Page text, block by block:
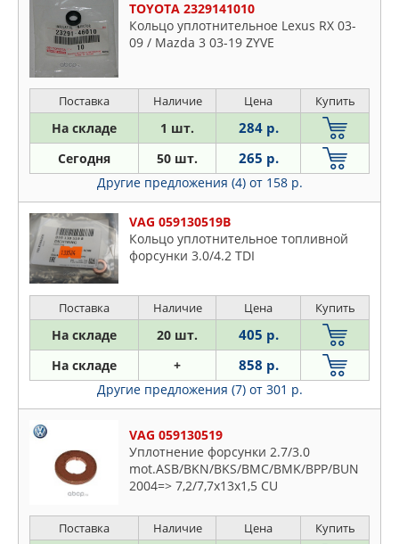
TOYOTA 2329141010
Кольцо уплотнительное Lexus RX 03-
09 / Mazda 3 03-19 ZYVE
Поставка Наличие Цена Купить
На складе 1 шт. 284 р.
Сегодня 50 шт. 265 р.
Другие предложения (4) от 158 р.
VAG 059130519B
Кольцо уплотнительное топливной
форсунки 3.0/4.2 TDI
Поставка Наличие Цена Купить
На складе 20 шт. 405 р.
На складе + 858 р.
Другие предложения (7) от 301 р.
VAG 059130519
Уплотнение форсунки 2.7/3.0
mot.ASB/BKN/BKS/BMC/BMK/BPP/BUN
2004=> 7,2/7,7x13x1,5 CU
Поставка Наличие Цена Купить